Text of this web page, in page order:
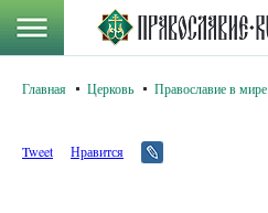
Главная Церковь Православие в мире
Tweet Нравится